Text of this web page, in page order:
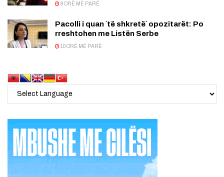
9 ORË MË PARË
Pacolli i quan `të shkretë` opozitarët: Po
rreshtohen me Listën Serbe
10 ORË MË PARË